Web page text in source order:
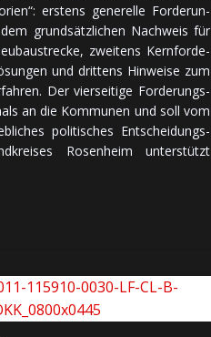
ers­tens ge­ne­rel­le For­de­run­
grund­sätz­li­chen Nach­weis für
zwei­tens Kern­for­de­
und drit­tens Hin­wei­se zum
Der vier­sei­ti­ge For­de­rungs­
an die Kom­mu­nen und soll vom
po­li­ti­sches Ent­schei­dungs­
Rosenheim un­ter­stützt